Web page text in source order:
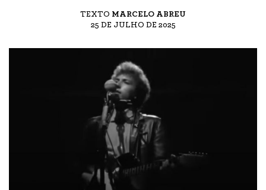
TEXTO MARCELO ABREU
25 DE JULHO DE 2025